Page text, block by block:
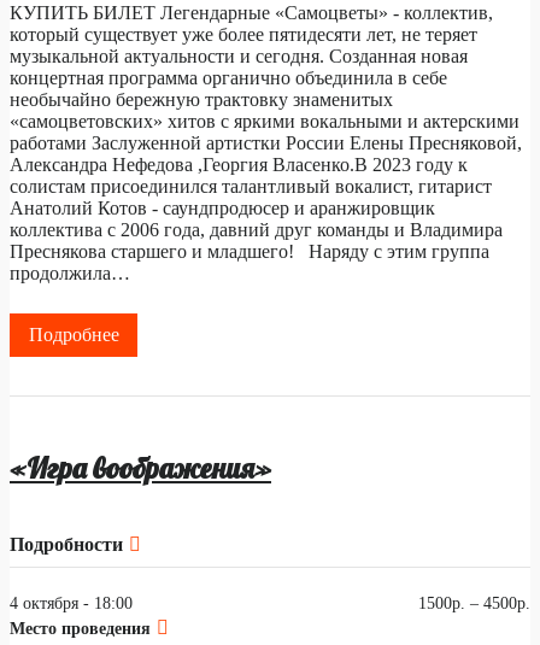
КУПИТЬ БИЛЕТ Легендарные «Самоцветы» - коллектив,
который существует уже более пятидесяти лет, не теряет
музыкальной актуальности и сегодня. Созданная новая
концертная программа органично объединила в себе
необычайно бережную трактовку знаменитых
«самоцветовских» хитов с яркими вокальными и актерскими
работами Заслуженной артистки России Елены Пресняковой,
Александра Нефедова ,Георгия Власенко.В 2023 году к
солистам присоединился талантливый вокалист, гитарист
Анатолий Котов - саундпродюсер и аранжировщик
коллектива с 2006 года, давний друг команды и Владимира
Преснякова старшего и младшего! Наряду с этим группа
продолжила…
Подробнее
«Игра воображения»
Подробности
4 октября - 18:00
1500р. – 4500р.
Место проведения